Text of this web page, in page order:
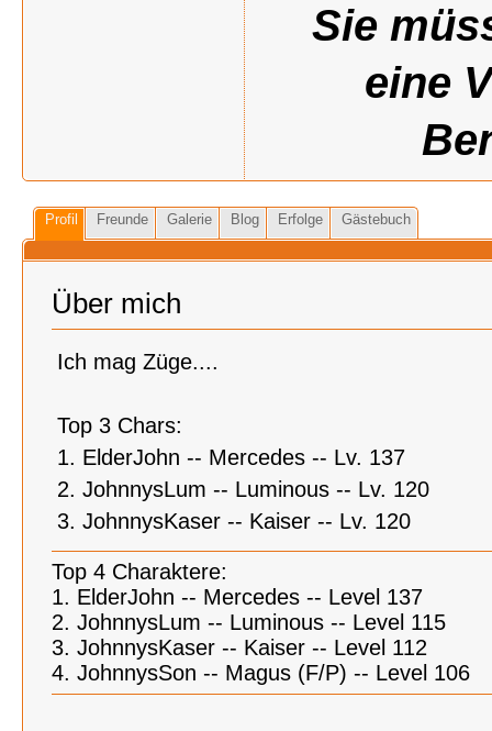
Sie
eine
Profil Freunde Galerie Blog Erfolge Gästebuch
Über mich
Ich mag Züge....
Top 3 Chars:
1. ElderJohn -- Mercedes -- Lv. 137
2. JohnnysLum -- Luminous -- Lv. 120
3. JohnnysKaser -- Kaiser -- Lv. 120
Top 4 Charaktere:
1. ElderJohn -- Mercedes -- Level 137
2. JohnnysLum -- Luminous -- Level 115
3. JohnnysKaser -- Kaiser -- Level 112
4. JohnnysSon -- Magus (F/P) -- Level 106